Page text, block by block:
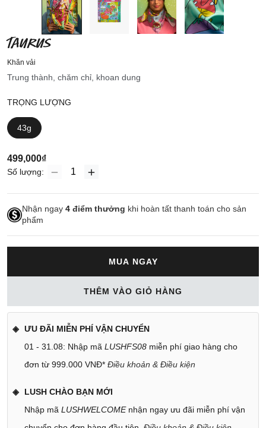
TAURUS
Khăn vải
Trung thành, chăm chỉ, khoan dung
TRỌNG LƯỢNG
43g
499,000₫
Số lượng:
Nhận ngay 4 điểm thưởng khi hoàn tất thanh toán cho sản
phẩm
MUA NGAY
THÊM VÀO GIỎ HÀNG
ƯU ĐÃI MIỄN PHÍ VẬN CHUYỂN
01 - 31.08: Nhập mã LUSHFS08 miễn phí giao hàng cho
đơn từ 999.000 VNĐ* Điều khoản & Điều kiện
LUSH CHÀO BẠN MỚI
Nhập mã LUSHWELCOMEnhận ngay ưu đãi miễn phí vận